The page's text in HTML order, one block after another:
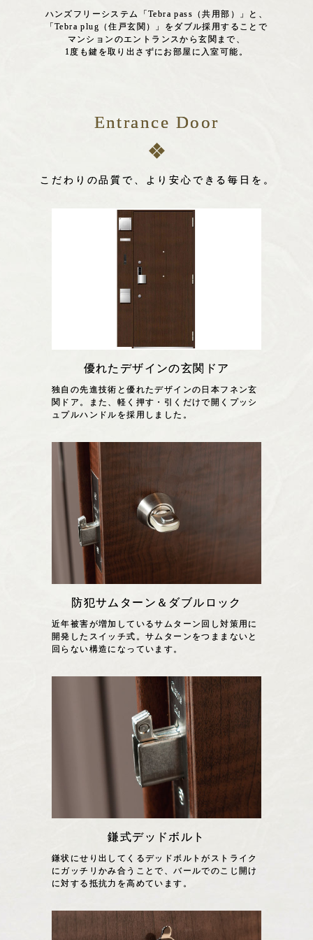
ハンズフリーシステム「Tebra pass（共用部）」と、
「Tebra plug（住戸玄関）」をダブル採用することで
マンションのエントランスから玄関まで、
1度も鍵を取り出さずにお部屋に入室可能。
Entrance Door
こだわりの品質で、より安心できる毎日を。
優れたデザインの玄関ドア
独自の先進技術と優れたデザインの日本フネン玄
関ドア。また、軽く押す・引くだけで開くプッシ
ュプルハンドルを採用しました。
防犯サムターン＆ダブルロック
近年被害が増加しているサムターン回し対策用に
開発したスイッチ式。サムターンをつままないと
回らない構造になっています。
鎌式デッドボルト
鎌状にせり出してくるデッドボルトがストライク
にガッチリかみ合うことで、バールでのこじ開け
に対する抵抗力を高めています。